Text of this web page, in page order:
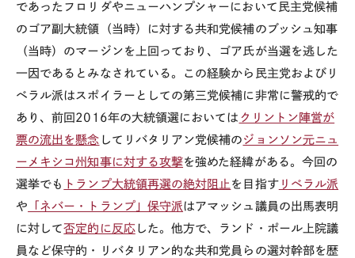
であったフロリダやニューハンプシャーにおいて民主党候補
のゴア副大統領（当時）に対する共和党候補のブッシュ知事
（当時）のマージンを上回っており、ゴア氏が当選を逃した
一因であるとみなされている。この経験から民主党およびリ
ベラル派はスポイラーとしての第三党候補に非常に警戒的で
あり、前回 2016年の大統領選においては クリントン陣営が
票の流出を懸念 してリバタリアン党候補の ジョンソン元ニュ
ーメキシコ州知事に対する攻撃を強めた経緯がある。今回の
選挙でも
トランプ大統領再選の絶対阻止 を目指すリベラル派
や 「ネバー・トランプ」保守派はアマッシュ議員の出馬表明
に対して否定的に反応した。他方で、ランド・ポール上院議
員など保守的・リバタリアン的な共和党員らの選対幹部を歴